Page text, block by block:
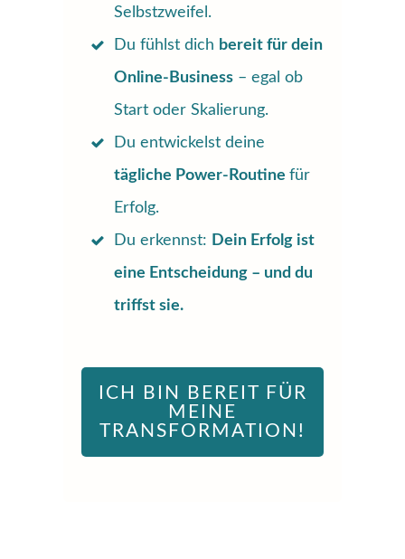
Selbstzweifel.
Du fühlst dich bereit für dein
Online-Business – egal ob
Start oder Skalierung.
Du entwickelst deine
tägliche Power-Routine für
Erfolg.
Du erkennst: Dein Erfolg ist
eine Entscheidung – und du
triffst sie.
ICH BIN BEREIT FÜR
MEINE
TRANSFORMATION!